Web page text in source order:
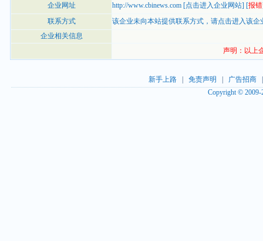
企业网址
http://www.cbinews.com [点击进入企业网站] [报错
联系方式
该企业未向本站提供联系方式， 请点击进入该企
企业相关信息
声明：以上
新手上路| 免责声明 广告招商
Copyright ©